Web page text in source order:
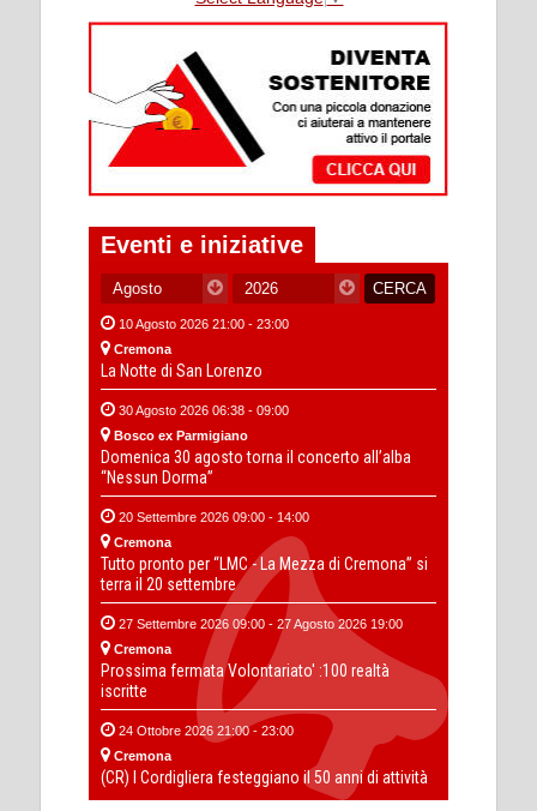
Eventi e iniziative
10 Agosto 2026 21:00 - 23:00
Cremona
La Notte di San Lorenzo
30 Agosto 2026 06:38 - 09:00
Bosco ex Parmigiano
Domenica 30 agosto torna il concerto all’alba
“Nessun Dorma”
20 Settembre 2026 09:00 - 14:00
Cremona
Tutto pronto per “LMC - La Mezza di Cremona” si
terra il 20 settembre
27 Settembre 2026 09:00 - 27 Agosto 2026 19:00
Cremona
Prossima fermata Volontariato' :100 realtà
iscritte
24 Ottobre 2026 21:00 - 23:00
Cremona
(CR) I Cordigliera festeggiano il 50 anni di attività